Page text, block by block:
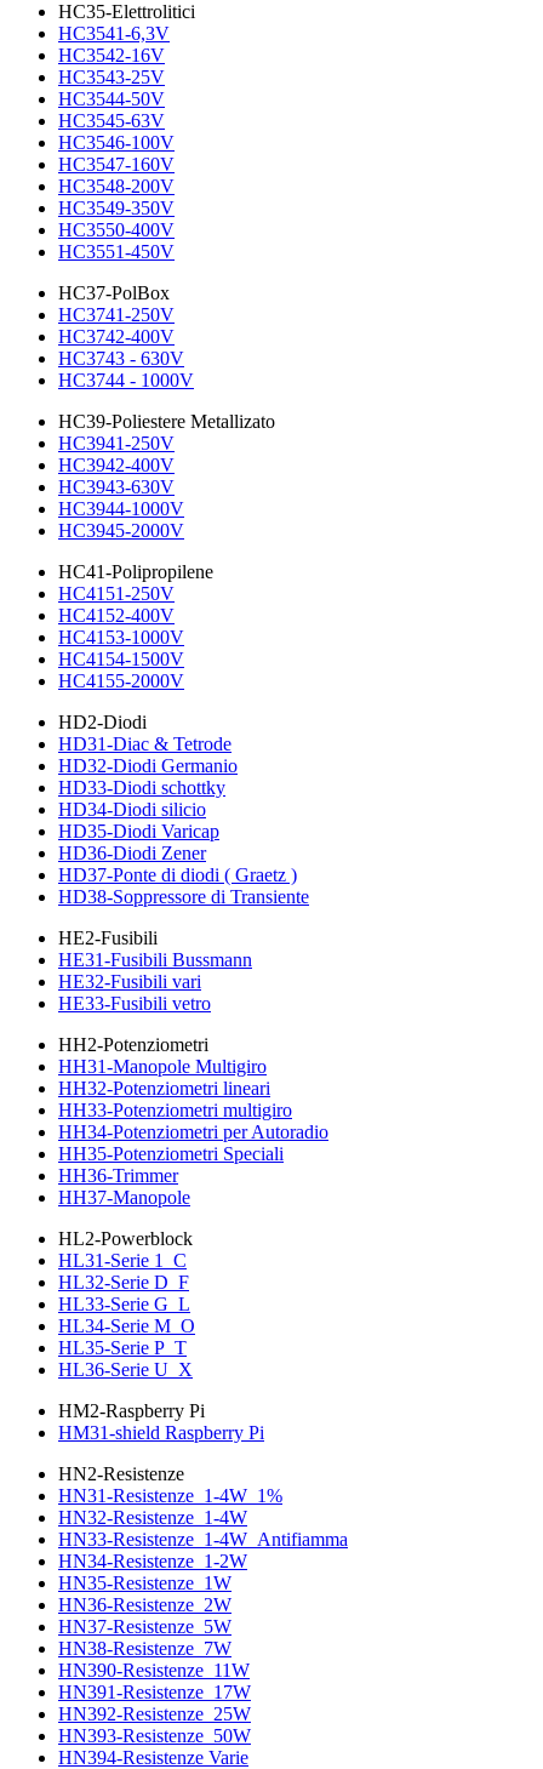
HC35-Elettrolitici
HC3541-6,3V
HC3542-16V
HC3543-25V
HC3544-50V
HC3545-63V
HC3546-100V
HC3547-160V
HC3548-200V
HC3549-350V
HC3550-400V
HC3551-450V
HC37-PolBox
HC3741-250V
HC3742-400V
HC3743 - 630V
HC3744 - 1000V
HC39-Poliestere Metallizato
HC3941-250V
HC3942-400V
HC3943-630V
HC3944-1000V
HC3945-2000V
HC41-Polipropilene
HC4151-250V
HC4152-400V
HC4153-1000V
HC4154-1500V
HC4155-2000V
HD2-Diodi
HD31-Diac & Tetrode
HD32-Diodi Germanio
HD33-Diodi schottky
HD34-Diodi silicio
HD35-Diodi Varicap
HD36-Diodi Zener
HD37-Ponte di diodi ( Graetz )
HD38-Soppressore di Transiente
HE2-Fusibili
HE31-Fusibili Bussmann
HE32-Fusibili vari
HE33-Fusibili vetro
HH2-Potenziometri
HH31-Manopole Multigiro
HH32-Potenziometri lineari
HH33-Potenziometri multigiro
HH34-Potenziometri per Autoradio
HH35-Potenziometri Speciali
HH36-Trimmer
HH37-Manopole
HL2-Powerblock
HL31-Serie 1_C
HL32-Serie D_F
HL33-Serie G_L
HL34-Serie M_O
HL35-Serie P_T
HL36-Serie U_X
HM2-Raspberry Pi
HM31-shield Raspberry Pi
HN2-Resistenze
HN31-Resistenze_1-4W_1%
HN32-Resistenze_1-4W
HN33-Resistenze_1-4W_Antifiamma
HN34-Resistenze_1-2W
HN35-Resistenze_1W
HN36-Resistenze_2W
HN37-Resistenze_5W
HN38-Resistenze_7W
HN390-Resistenze_11W
HN391-Resistenze_17W
HN392-Resistenze_25W
HN393-Resistenze_50W
HN394-Resistenze Varie